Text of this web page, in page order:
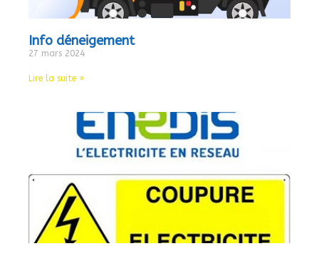
Info déneigement
27 mars 2024
Lire la suite »